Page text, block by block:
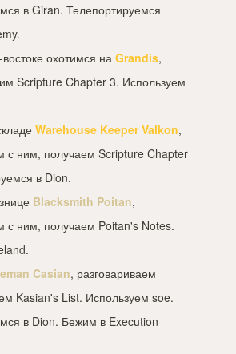
в Giran. Телепортируемся
охотимся на Grandis,
Scripture Chapter 3. Используем
Warehouse Keeper Valkon,
с ним, получаем Scripture Chapter
в Dion.
Blacksmith Poitan,
с ним, получаем Poitan's Notes.
Casian, разговариваем
Kasian's List. Используем soe.
в Dion. Бежим в Execution